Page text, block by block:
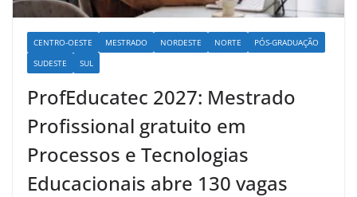
CENTRO-OESTE MESTRADO NORDESTE NORTE
PÓS-GRADUAÇÃO
SUDESTE
SUL
ProfEducatec 2027: Mestrado
Profissional gratuito em
Processos e Tecnologias
Educacionais abre 130 vagas